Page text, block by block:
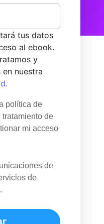
tus datos
al ebook.
y
nuestra
política de
de
mi acceso
de
de